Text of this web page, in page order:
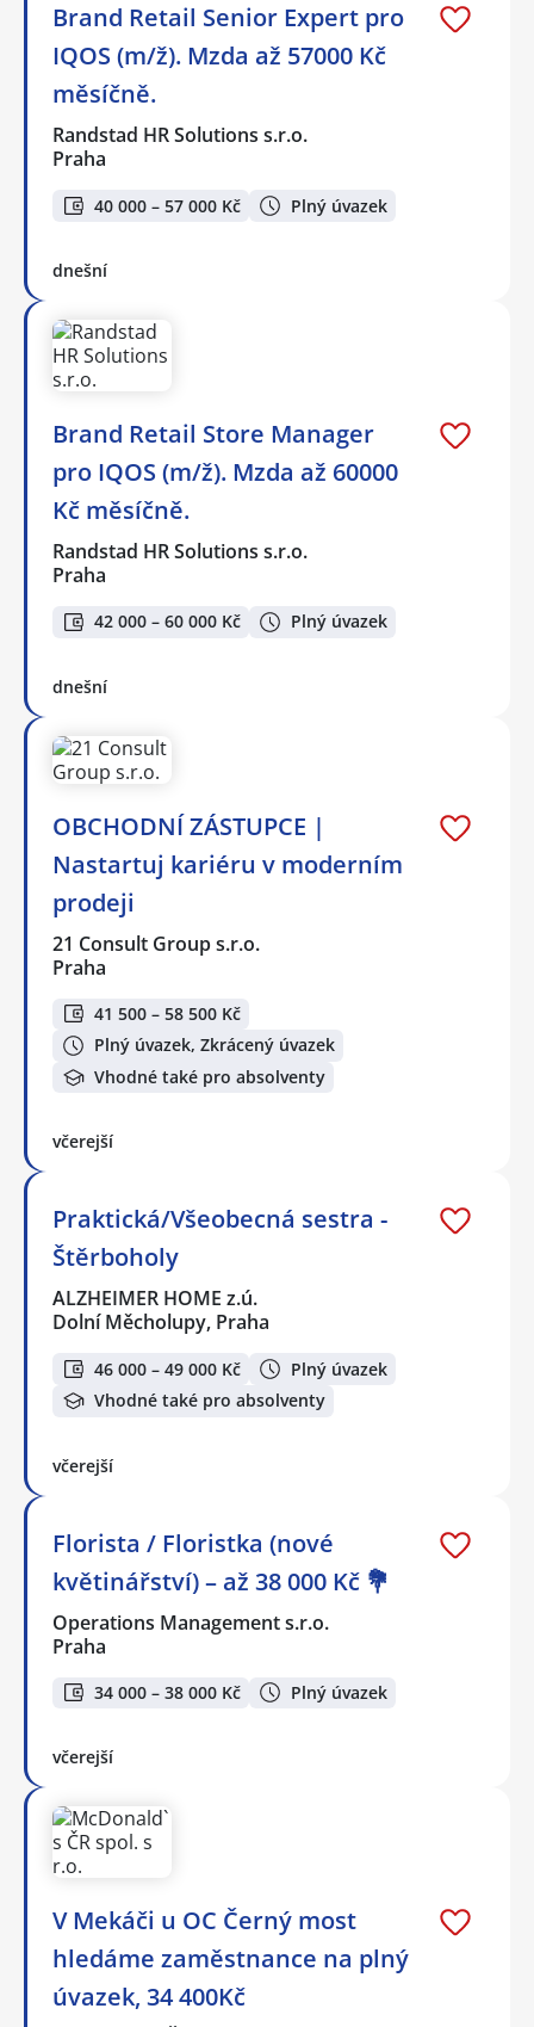
Brand Retail Senior Expert pro
IQOS (m/ž). Mzda až 57000 Kč
měsíčně.
Randstad HR Solutions s.r.o.
Praha
40 000 – 57 000 Kč Plný úvazek
dnešní
Brand Retail Store Manager
pro IQOS (m/ž). Mzda až 60000
Kč měsíčně.
Randstad HR Solutions s.r.o.
Praha
42 000 – 60 000 Kč Plný úvazek
dnešní
OBCHODNÍ ZÁSTUPCE |
Nastartuj kariéru v moderním
prodeji
21 Consult Group s.r.o.
Praha
41 500 – 58 500 Kč
Plný úvazek, Zkrácený úvazek
Vhodné také pro absolventy
včerejší
Praktická/Všeobecná sestra -
Štěrboholy
ALZHEIMER HOME z.ú.
Dolní Měcholupy, Praha
46 000 – 49 000 Kč
Plný úvazek
Vhodné také pro absolventy
včerejší
Florista / Floristka (nové
květinářství) – až 38 000 Kč 💐
Operations Management s.r.o.
Praha
34 000 – 38 000 Kč Plný úvazek
včerejší
V Mekáči u OC Černý most
hledáme zaměstnance na plný
úvazek, 34 400Kč